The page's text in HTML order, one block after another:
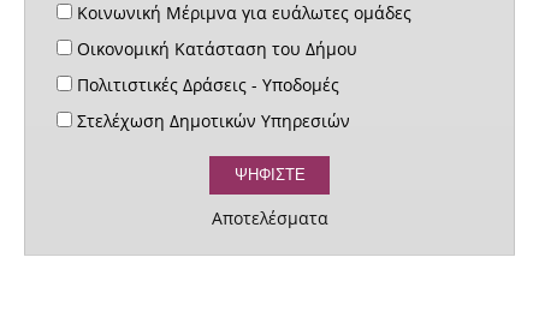
Κοινωνική Μέριμνα για ευάλωτες ομάδες
Οικονομική Κατάσταση του Δήμου
Πολιτιστικές Δράσεις - Υποδομές
Στελέχωση Δημοτικών Υπηρεσιών
Αποτελέσματα